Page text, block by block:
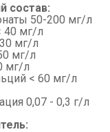
состав:
50-200 мг/л
40 мг/л
мг/л
мг/л
мг/л
< 60 мг/л
0,07 - 0,3 г/л